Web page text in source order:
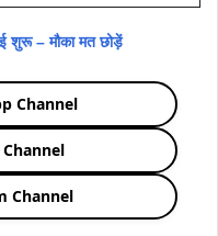
शुरू – मौका मत छोड़ें
Channel
Channel